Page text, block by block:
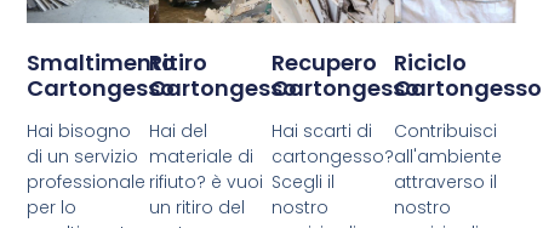
Smaltimento
Cartongesso
Hai bisogno
di un servizio
professionale
per lo
Ritiro
Cartongesso
Hai del
materiale di
rifiuto? è vuoi
un ritiro del
Recupero
Cartongesso
Hai scarti di
cartongesso?
Scegli il
nostro
Riciclo
Cartongesso
Contribuisci
all'ambiente
attraverso il
nostro